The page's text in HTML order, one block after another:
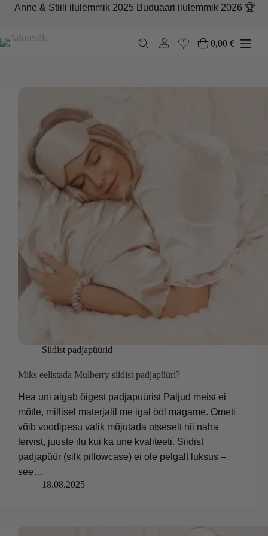
SkipAnne & Stiili ilulemmik 2025 Buduaari ilulemmik 2026 🏆
Ostukorv
0,00€
Siidist padjapüürid
Miks eelistada Mulberry siidist padjapüüri?
Hea uni algab õigest padjapüürist Paljud meist ei
mõtle, millisel materjalil me igal ööl magame. Ometi
võib voodipesu valik mõjutada otseselt nii naha
tervist, juuste ilu kui ka une kvaliteeti. Siidist
padjapüür (silk pillowcase) ei ole pelgalt luksus –
see…
18.08.2025